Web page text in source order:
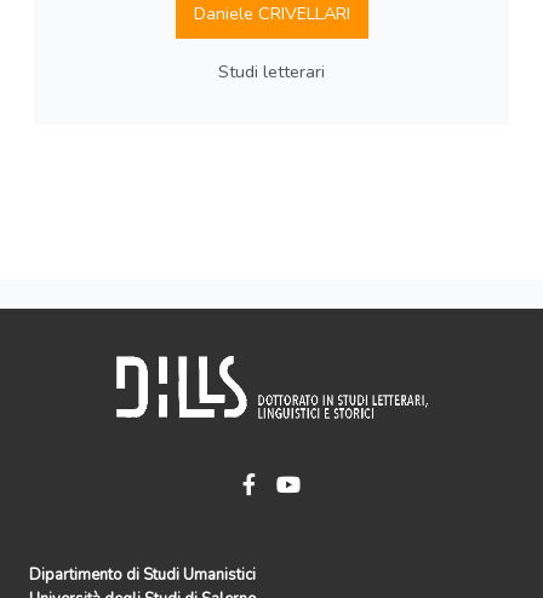
Daniele CRIVELLARI
Studi letterari
Dipartimento di Studi Umanistici